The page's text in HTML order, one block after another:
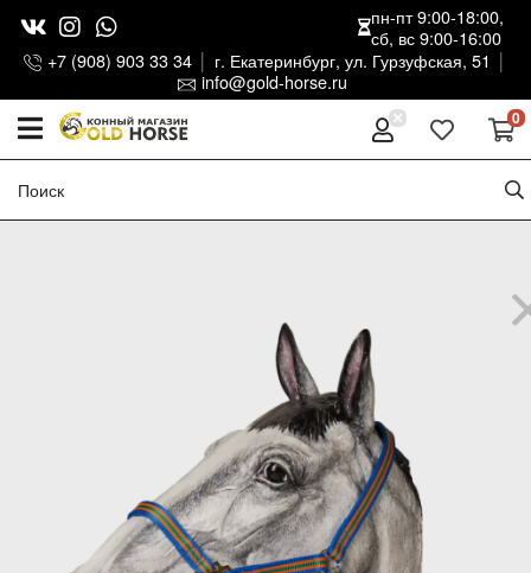
+7 (908) 903 33 34
г. Екатеринбург, ул. Гурзуфская, 51
info@gold-horse.ru
пн-пт 9:00-18:00,
сб, вс 9:00-16:00
0